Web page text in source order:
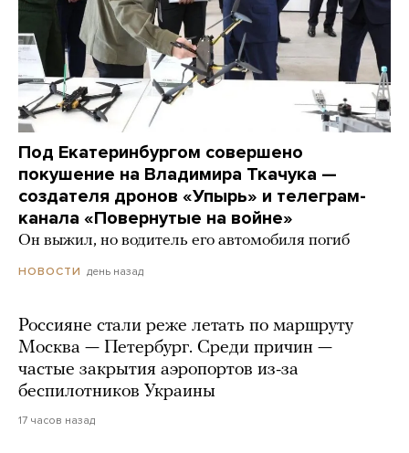
Под Екатеринбургом совершено
покушение на Владимира Ткачука —
создателя дронов «Упырь» и телеграм-
канала «Повернутые на войне»
Он выжил, но водитель его автомобиля погиб
НОВОСТИ день назад
Россияне стали реже летать по маршруту
Москва — Петербург. Среди причин —
частые закрытия аэропортов из-за
беспилотников Украины
17 часов назад